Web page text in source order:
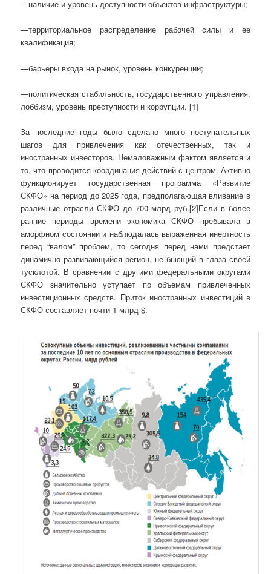
—наличие и уровень доступности объектов инфраструктуры;
—территориальное распределение рабочей силы и ее
квалификация;
—барьеры входа на рынок, уровень конкуренции;
—политическая стабильность, государственного управления,
лоббизм, уровень преступности и коррупции. [1]
За последние годы было сделано много поступательных
шагов для привлечения как отечественных, так и
иностранных инвесторов. Немаловажным фактом является и
то, что проводится координация действий с центром. Активно
функционирует государственная программа «Развитие
СКФО» на период до 2025 года, предполагающая вливание в
различные отрасли СКФО до 700 млрд руб.[2]Если в более
ранние периоды времени экономика СКФО пребывала в
аморфном состоянии и наблюдалась выраженная инертность
перед “валом” проблем, то сегодня перед нами предстает
динамично развивающийся регион, не бьющий в глаза своей
тусклотой. В сравнении с другими федеральными округами
СКФО значительно уступает по объемам привлеченных
инвестиционных средств. Приток иностранных инвестиций в
СКФО составляет почти 1 млрд $.